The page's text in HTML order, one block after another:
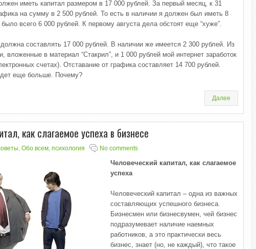
иметь капитал размером в 17 000 рублей. За первый месяц, к 31
на сумму в 2 500 рублей. То есть в наличии я должен был иметь 8
всего 6 000 рублей. К первому августа дела обстоят еще “хуже”.
составлять 17 000 рублей. В наличии же имеется 2 300 рублей. Из
вложенные в материал “Стакрил”, и 1 000 рублей мой интернет заработок
счетах). Отставание от графика составляет 14 700 рублей.
еще больше. Почему?
Далее
как слагаемое успеха в бизнесе
, Обо всем, психология No comments
Человеческий капитал, как слагаемое
успеха
Человеческий капитал – одна из важных
составляющих успешного бизнеса.
Бизнесмен или бизнесвумен, чей бизнес
подразумевает наличие наемных
работников, а это практически весь
бизнес, знает (но, не каждый), что такое